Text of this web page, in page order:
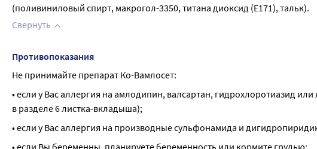
(поливиниловый спирт, макрогол-3350, титана диоксид (E171), тальк).
Свернуть
Противопоказания
Не принимайте препарат Ко-Вамлосет:
• если у Вас аллергия на амлодипин, валсартан, гидрохлоротиазид
в разделе 6 листка-вкладыша);
• если у Вас аллергия на производные сульфонамида и
• если Вы беременны, планируете беременность или кормите грудью;